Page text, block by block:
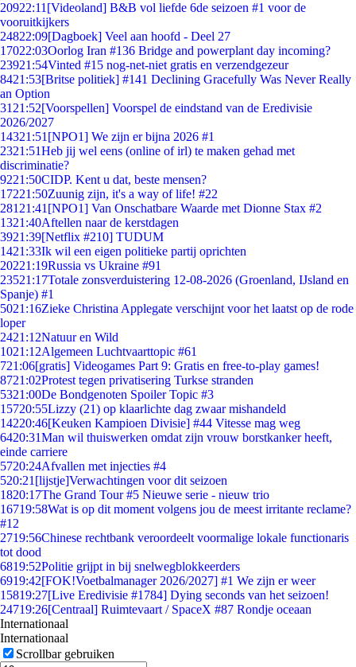
20922:11 [Videoland] B&B vol liefde 6de seizoen #1 voor de
vooruitkijkers
24822:09[Dagboek] Veel aan hoofd - Deel 27
17022:03Oorlog Iran #136 Bridge and powerplant day incoming?
23921:54Vinted #15 nog-net-niet gratis en verzendgezeur
8421:53[Britse politiek] #141 Declining Gracefully Was Never Really
an Option
31 21:52[Voorspellen] Voorspel de eindstand van de Eredivisie
2026/2027
14321:51 [NPO1] We zijn er bijna 2026 #1
2321:51Heb jij wel eens (online of irl) te maken gehad met
discriminatie?
9221:50CIDP. Kent u dat, beste mensen?
17221:50Zuunig zijn, it's a way of life! #22
281 21:41 [NPO1] Van Onschatbare Waarde met Dionne Stax #2
1321:40Aftellen naar de kerstdagen
3921:39[Netflix #210] TUDUM
1421:33Ik wil een eigen politieke partij oprichten
20221:19Russia vs Ukraine #91
23521:17Totale zonsverduistering 12-08-2026 (Groenland, IJsland en
Spanje) #1
5021:16Zieke Christina Applegate verschijnt voor het laatst op de rode
loper
2421:12Natuur en Wild
1021:12Algemeen Luchtvaarttopic #61
721:06[gratis] Videogames Part 9: Gratis en free-to-play games!
8721:02Protest tegen privatisering Turkse stranden
5321:00De Bondgenoten Spoiler Topic #3
15720:55Lizzy (21) op klaarlichte dag zwaar mishandeld
14220:46[Keuken Kampioen Divisie] #44 Vitesse mag weg
6420:31Man wil thuiswerken omdat zijn vrouw borstkanker heeft,
einde carriere
5720:24Afvallen met injecties #4
520:21 [lijstje]Verwachtingen voor dit seizoen
1820:17The Grand Tour #5 Nieuwe serie - nieuw trio
16719:58Wat is op dit moment volgens jou de meest irritante reclame?
#12
2719:56Chinese rechtbank veroordeelt voormalige lokale functionaris
tot dood
6819:52Politie grijpt in bij snelwegblokkeerders
6919:42[FOK!Voetbalmanager 2026/2027] #1 We zijn er weer
15819:27[Live Eredivisie #1784] Dying seconds van het seizoen!
24719:26[Centraal] Ruimtevaart / SpaceX #87 Rondje oceaan
Internationaal
Internationaal
Scrollbar gebruiken